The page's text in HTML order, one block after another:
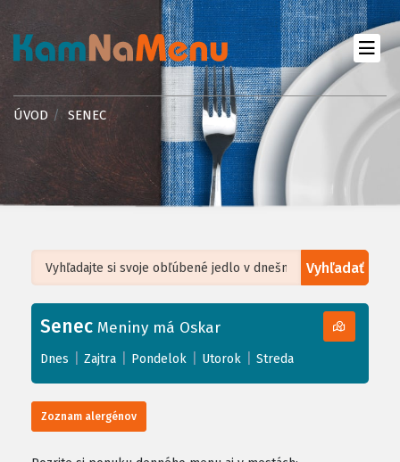
ÚVOD SENEC
Vyhľadať
+
−
Leaflet| ©OpenStreetMap, Tiles courtesy ofHumanitarian OpenStreetMap
Senec Meniny má Oskar
Dnes Zajtra Pondelok Utorok Streda
Zoznam alergénov